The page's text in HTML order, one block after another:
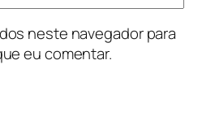
neste navegador para
eu comentar.